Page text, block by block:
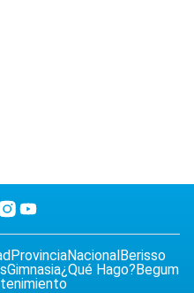
ProvinciaNacionalBerisso
Gimnasia¿Qué Hago?Begum